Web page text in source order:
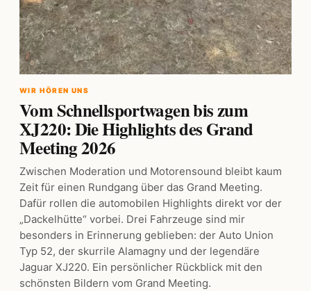
WIR HÖREN UNS
Vom Schnellsportwagen bis zum
XJ220: Die Highlights des Grand
Meeting 2026
Zwischen Moderation und Motorensound bleibt kaum
Zeit für einen Rundgang über das Grand Meeting.
Dafür rollen die automobilen Highlights direkt vor der
„Dackelhütte“ vorbei. Drei Fahrzeuge sind mir
besonders in Erinnerung geblieben: der Auto Union
Typ 52, der skurrile Alamagny und der legendäre
Jaguar XJ220. Ein persönlicher Rückblick mit den
schönsten Bildern vom Grand Meeting.